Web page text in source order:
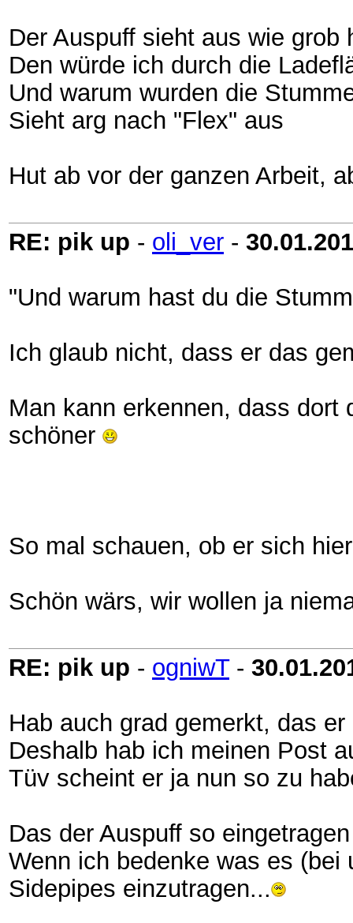
Der Auspuff sieht aus wie grob
Den würde ich durch die
Und warum wurden die
Sieht arg nach "Flex" aus
Hut ab vor der ganzen Arbeit,
RE: pik up - oli_ver -
"Und warum hast du die
Ich glaub nicht, dass er das
Man kann erkennen, dass dort
schöner
So mal schauen, ob er sich
Schön wärs, wir wollen ja
RE: pik up - ogniwT-
Hab auch grad gemerkt, das
Deshalb hab ich meinen Post
Tüv scheint er ja nun so zu
Das der Auspuff so
Wenn ich bedenke was es
Sidepipes einzutragen...